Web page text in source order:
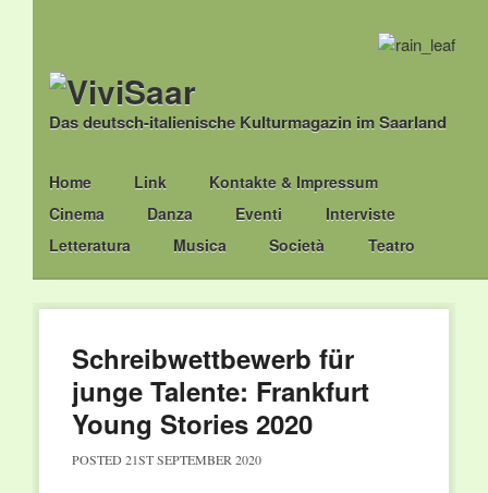
Das deutsch-italienische Kulturmagazin im Saarland
Main menu
Skip
to
content
Home Link
Kontakte & Impressum
Cinema
Danza Eventi
Interviste
Letteratura
Musica Società Teatro
Schreibwettbewerb für
junge Talente: Frankfurt
Young Stories 2020
POSTED 21ST SEPTEMBER 2020